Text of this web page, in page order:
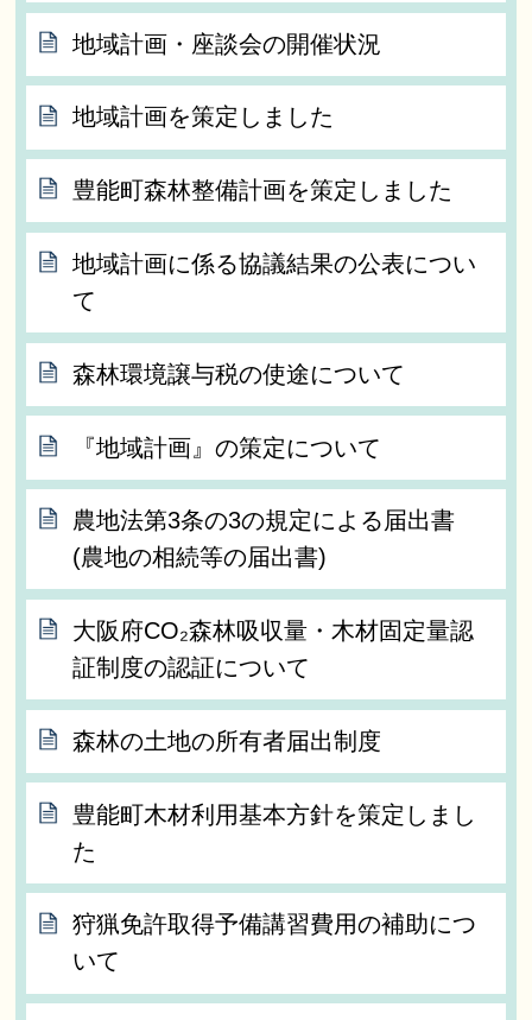
地域計画・座談会の開催状況
地域計画を策定しました
豊能町森林整備計画を策定しました
地域計画に係る協議結果の公表につい
て
森林環境譲与税の使途について
『地域計画』の策定について
農地法第3条の3の規定による届出書
(農地の相続等の届出書)
大阪府CO₂森林吸収量・木材固定量認
証制度の認証について
森林の土地の所有者届出制度
豊能町木材利用基本方針を策定しまし
た
狩猟免許取得予備講習費用の補助につ
いて